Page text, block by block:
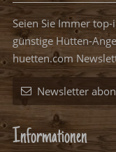
Seien Sie Immer
günstige Hütten-
huetten.com
Newsletter
Informationen